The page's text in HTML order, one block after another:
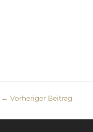
← Vorheriger Beitrag